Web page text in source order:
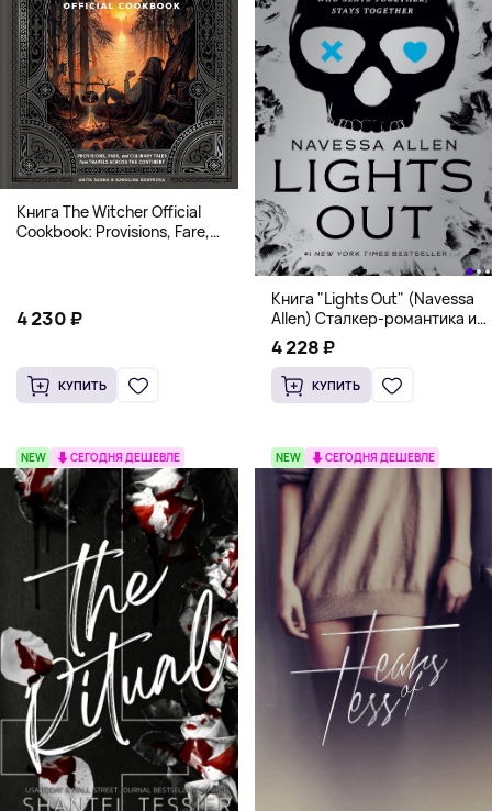
Книга The Witcher Official
Cookbook: Provisions, Fare,
4 230 ₽
КУПИТЬ
Книга "Lights Out" (Navessa
Allen) Сталкер-романтика и
человек в маске (18+)
4 228 ₽
КУПИТЬ
NEW СЕГОДНЯ ДЕШЕВЛЕ NEW СЕГОДНЯ ДЕШЕВЛЕ